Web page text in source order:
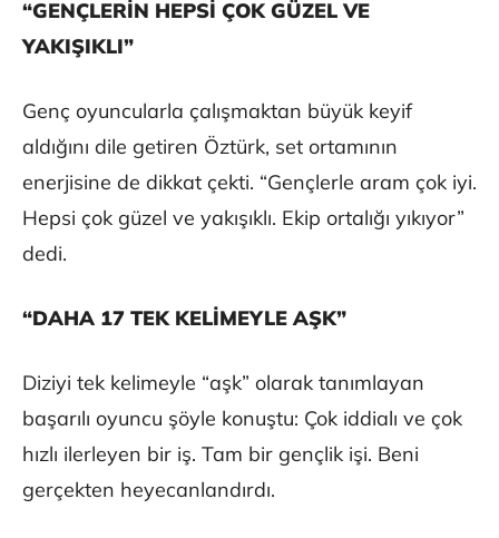
“GENÇLERİN HEPSİ ÇOK GÜZEL VE
YAKIŞIKLI”
Genç oyuncularla çalışmaktan büyük keyif
aldığını dile getiren Öztürk, set ortamının
enerjisine de dikkat çekti. “Gençlerle aram çok iyi.
Hepsi çok güzel ve yakışıklı. Ekip ortalığı yıkıyor”
dedi.
“DAHA 17 TEK KELİMEYLE AŞK”
Diziyi tek kelimeyle “aşk” olarak tanımlayan
başarılı oyuncu şöyle konuştu: Çok iddialı ve çok
hızlı ilerleyen bir iş. Tam bir gençlik işi. Beni
gerçekten heyecanlandırdı.